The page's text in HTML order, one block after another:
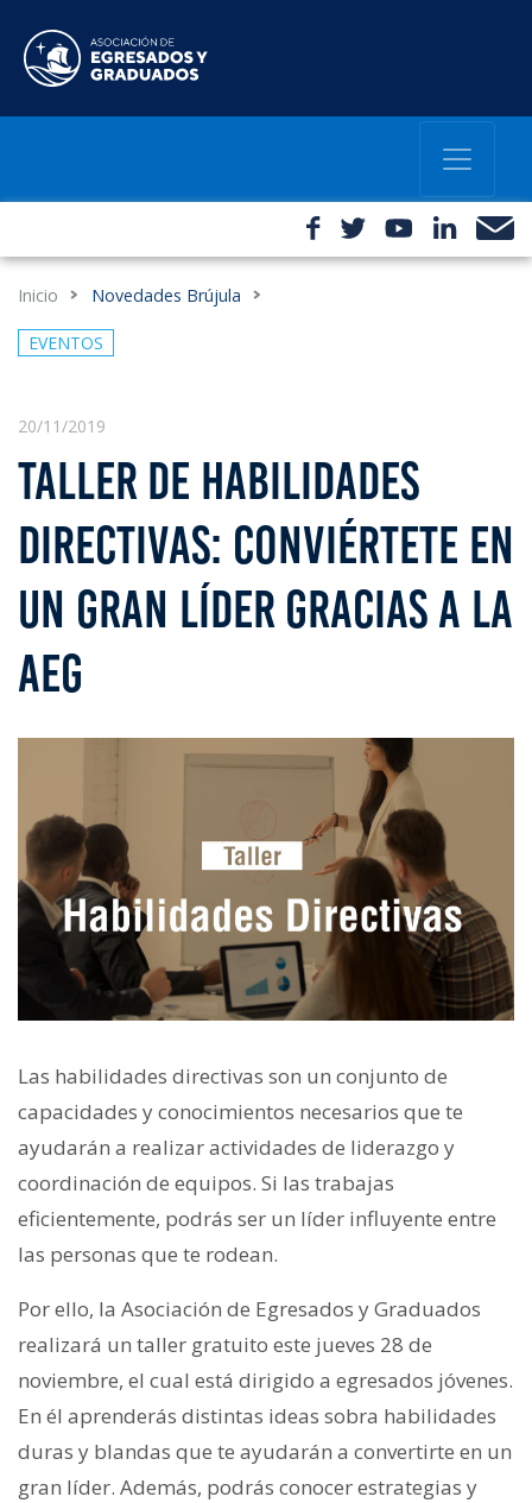
Inicio Novedades Brújula
EVENTOS
20/11/2019
TALLER DE HABILIDADES
DIRECTIVAS: CONVIÉRTETE EN
UN GRAN LÍDER GRACIAS A LA
AEG
Las habilidades directivas son un conjunto de
capacidades y conocimientos necesarios que te
ayudarán a realizar actividades de liderazgo y
coordinación de equipos. Si las trabajas
eficientemente, podrás ser un líder influyente entre
las personas que te rodean.
Por ello, la Asociación de Egresados y Graduados
realizará un taller gratuito este jueves 28 de
noviembre, el cual está dirigido a egresados jóvenes.
En él aprenderás distintas ideas sobra habilidades
duras y blandas que te ayudarán a convertirte en un
gran líder. Además, podrás conocer estrategias y